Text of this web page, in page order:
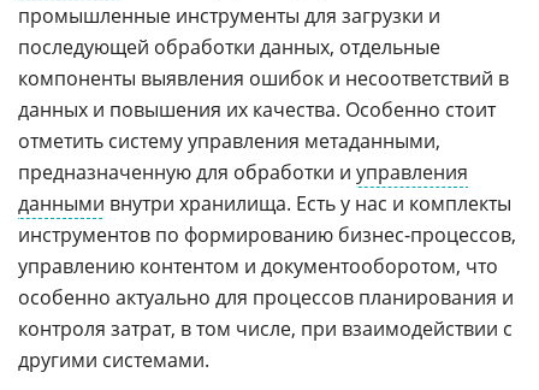
промышленные инструменты для загрузки и
последующей обработки данных, отдельные
компоненты выявления ошибок и несоответствий в
данных и повышения их качества. Особенно стоит
отметить систему управления метаданными,
предназначенную для обработки и управления
данными внутри хранилища. Есть у нас и комплекты
инструментов по формированию бизнес-процессов,
управлению контентом и документооборотом, что
особенно актуально для процессов планирования и
контроля затрат, в том числе, при взаимодействии с
другими системами.